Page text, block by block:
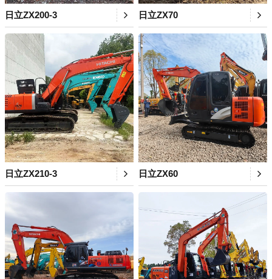
日立ZX200-3 日立ZX70
日立ZX210-3 日立ZX60